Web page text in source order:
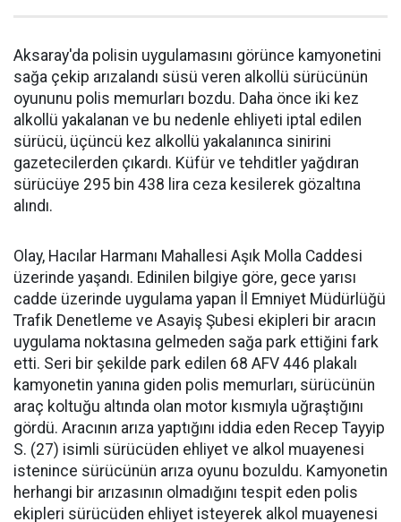
Aksaray'da polisin uygulamasını görünce kamyonetini
sağa çekip arızalandı süsü veren alkollü sürücünün
oyununu polis memurları bozdu. Daha önce iki kez
alkollü yakalanan ve bu nedenle ehliyeti iptal edilen
sürücü, üçüncü kez alkollü yakalanınca sinirini
gazetecilerden çıkardı. Küfür ve tehditler yağdıran
sürücüye 295 bin 438 lira ceza kesilerek gözaltına
alındı.
Olay, Hacılar Harmanı Mahallesi Aşık Molla Caddesi
üzerinde yaşandı. Edinilen bilgiye göre, gece yarısı
cadde üzerinde uygulama yapan İl Emniyet Müdürlüğü
Trafik Denetleme ve Asayiş Şubesi ekipleri bir aracın
uygulama noktasına gelmeden sağa park ettiğini fark
etti. Seri bir şekilde park edilen 68 AFV 446 plakalı
kamyonetin yanına giden polis memurları, sürücünün
araç koltuğu altında olan motor kısmıyla uğraştığını
gördü. Aracının arıza yaptığını iddia eden Recep Tayyip
S. (27) isimli sürücüden ehliyet ve alkol muayenesi
istenince sürücünün arıza oyunu bozuldu. Kamyonetin
herhangi bir arızasının olmadığını tespit eden polis
ekipleri sürücüden ehliyet isteyerek alkol muayenesi